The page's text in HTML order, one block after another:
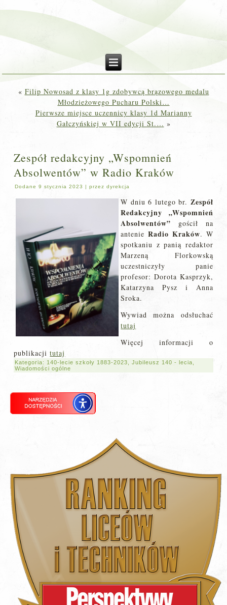
« Filip Nowosad z klasy 1g zdobywcą brązowego medalu
Młodzieżowego Pucharu Polski…
Pierwsze miejsce uczennicy klasy 1d Marianny
Gałczyńskiej w VII edycji St.… »
Zespół redakcyjny „Wspomnień
Absolwentów” w Radio Kraków
Dodane 9 stycznia 2023 |przez dyrekcja
W dniu 6 lutego br. Zespół
Redakcyjny „Wspomnień
Absolwentów” gościł na
antenie Radio Kraków. W
spotkaniu z panią redaktor
Marzeną Florkowską
uczestniczyły panie
profesor: Dorota Kasprzyk,
Katarzyna Pysz i Anna
Sroka.
Wywiad można odsłuchać
tutaj
Więcej informacji o
publikacjitutaj
Kategoria: 140-lecie szkoły 1883-2023 ,Jubileusz 140 - lecia
Wiadomości ogólne